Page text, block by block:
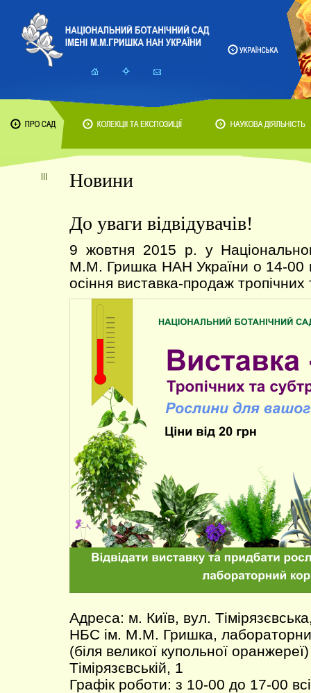
Новини
До уваги відвідувачів!
9 жовтня 2015 р. у
М.М. Гришка НАН України о 14-00
осіння виставка-продаж
Адреса: м. Київ, вул.
НБС ім. М.М. Гришка,
(біля великої купольної
Тімірязєвській, 1
Графік роботи: з 10-00 до 17-00